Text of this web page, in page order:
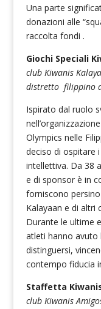
Una parte
donazioni alle
raccolta fondi .
Giochi Speciali
club Kiwanis
distretto filippino
Ispirato dal ruolo
Olympics nelle
deciso di ospitare
intellettiva. Da 38
e di sponsor è in
forniscono
Kalayaan e di altri
Durante le ultime
atleti hanno avuto
distinguersi,
contempo fiducia
Staffetta
club Kiwanis